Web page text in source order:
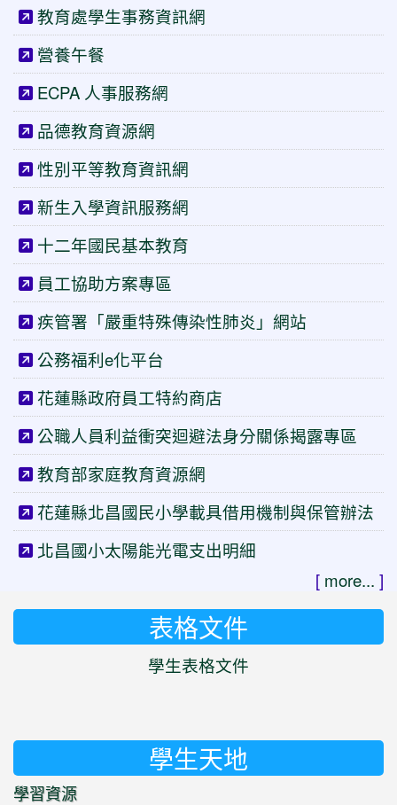
教育處學生事務資訊網
營養午餐
ECPA 人事服務網
品德教育資源網
性別平等教育資訊網
新生入學資訊服務網
十二年國民基本教育
員工協助方案專區
疾管署「嚴重特殊傳染性肺炎」網站
公務福利e化平台
花蓮縣政府員工特約商店
公職人員利益衝突迴避法身分關係揭露專區
教育部家庭教育資源網
花蓮縣北昌國民小學載具借用機制與保管辦法
北昌國小太陽能光電支出明細
[ more... ]
表格文件
學生表格文件
學生天地
學習資源